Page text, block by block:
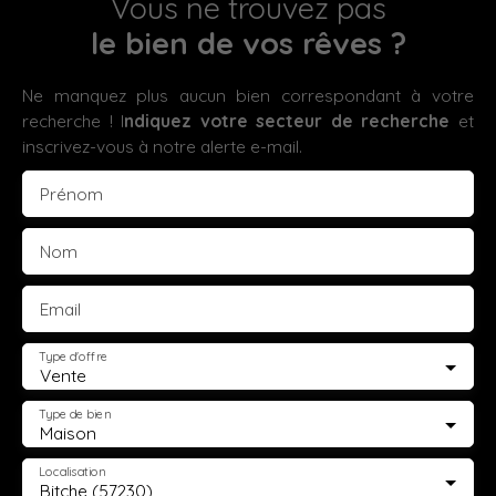
le bien de vos rêves ?
Ne manquez plus aucun bien correspondant à votre
recherche ! Indiquez votre secteur de recherche et
inscrivez-vous à notre alerte e-mail.
Prénom
Nom
Email
Vente
Type d'offre
Maison
Type de bien
Bitche (57230)
Localisation